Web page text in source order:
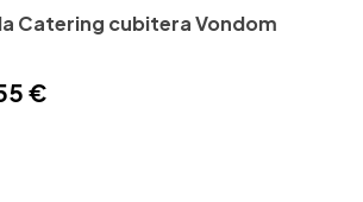
Catering cubitera Vondom
€